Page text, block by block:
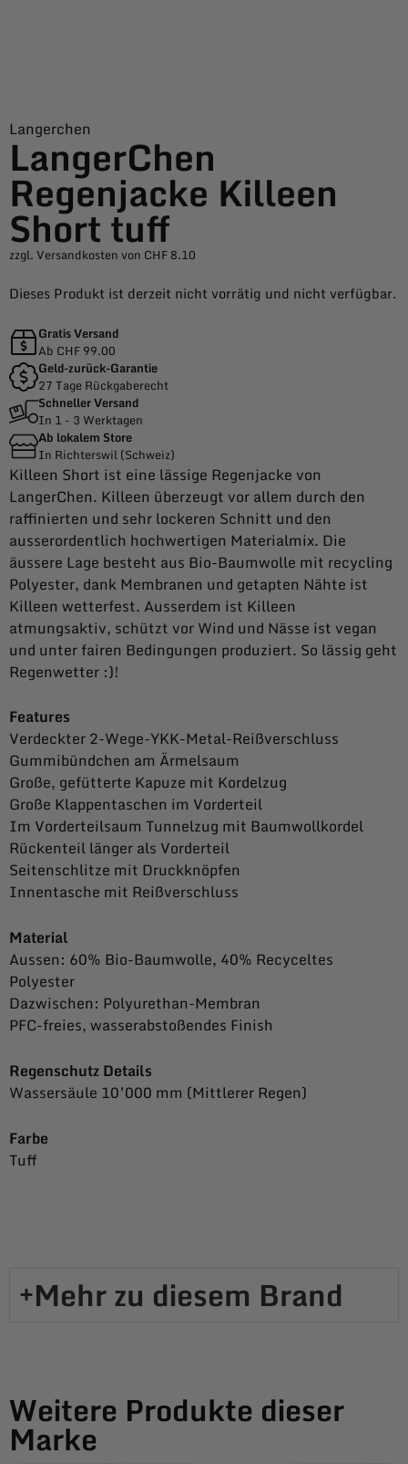
Langerchen
LangerChen
Regenjacke Killeen
Short tuff
zzgl. Versandkosten von CHF 8.10
Dieses Produkt ist derzeit nicht vorrätig und nicht verfügbar.
Gratis Versand
Ab CHF 99.00
Geld-zurück-Garantie
27 Tage Rückgaberecht
Schneller Versand
In 1 - 3 Werktagen
Ab lokalem Store
In Richterswil (Schweiz)
Killeen Short ist eine lässige Regenjacke von
LangerChen. Killeen überzeugt vor allem durch den
raffinierten und sehr lockeren Schnitt und den
ausserordentlich hochwertigen Materialmix. Die
äussere Lage besteht aus Bio-Baumwolle mit recycling
Polyester, dank Membranen und getapten Nähte ist
Killeen wetterfest. Ausserdem ist Killeen
atmungsaktiv, schützt vor Wind und Nässe ist vegan
und unter fairen Bedingungen produziert. So lässig geht
Regenwetter :)!
Features
Verdeckter 2-Wege-YKK-Metal-Reißverschluss
Gummibündchen am Ärmelsaum
Große, gefütterte Kapuze mit Kordelzug
Große Klappentaschen im Vorderteil
Im Vorderteilsaum Tunnelzug mit Baumwollkordel
Rückenteil länger als Vorderteil
Seitenschlitze mit Druckknöpfen
Innentasche mit Reißverschluss
Material
Aussen: 60% Bio-Baumwolle, 40% Recyceltes
Polyester
Dazwischen: Polyurethan-Membran
PFC-freies, wasserabstoßendes Finish
Regenschutz Details
Wassersäule 10’000 mm (Mittlerer Regen)
Farbe
Tuff
Mehr zu diesem Brand​
Weitere Produkte dieser
Marke